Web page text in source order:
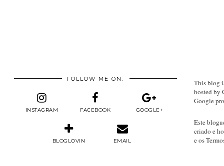
FOLLOW ME ON:
INSTAGRAM FACEBOOK GOOGLE+
BLOGLOVIN EMAIL
This blog
hosted by
Google
Este
criado e
e os